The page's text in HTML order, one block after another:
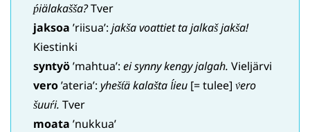
ṕiälakašša?Tver
jaksoa ’riisua’: jakša voattiet ta jalkaš jakša!
Kiestinki
syntyö’mahtua’: ei synny kengy jalgah. Vieljärvi
vero’ateria’: yhešt́ä kalašta ĺieu [= tulee] v́ero
šuuŕi. Tver
moata ’nukkua’